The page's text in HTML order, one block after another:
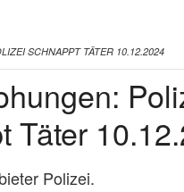
SCHNAPPT TÄTER 10.12.2024
Täter
Polizei.